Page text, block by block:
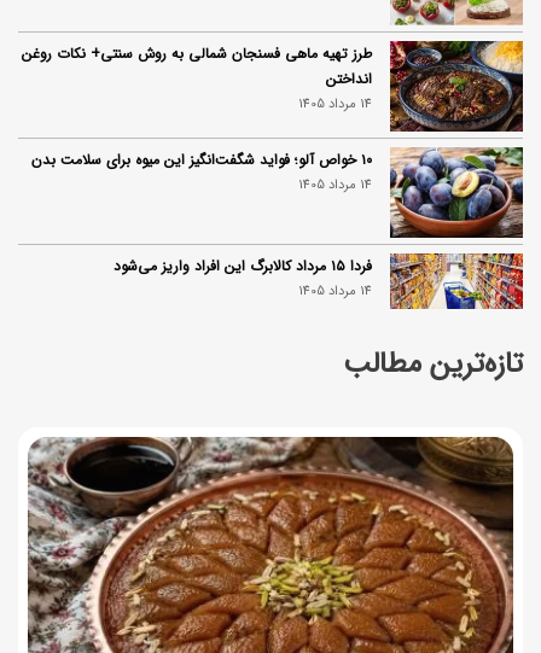
تازه‌ترین مطالب
طرز تهیه ماهی فسنجان شمالی به روش سنتی+ نکات روغن
انداختن
14 مرداد 1405
۱۰ خواص آلو؛ فواید شگفت‌انگیز این میوه برای سلامت بدن
14 مرداد 1405
فردا ۱۵ مرداد کالابرگ این افراد واریز می‌شود
14 مرداد 1405
زمان شارژ کالابرگ تغییر کرد؛ جزئیات برنامه جدید واریز اعتبار
توصیه‌های مهم برای دفع انواع حشرات در خانه
14 مرداد 1405
طرز تهیه آلبالو شور خانگی؛ خوش‌رنگ و بدون کپک
14 مرداد 1405